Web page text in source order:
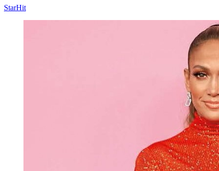
StarHit